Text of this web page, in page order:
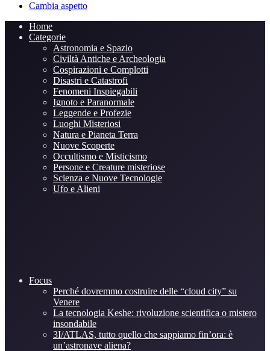
Cambia aspetto
Home
Categorie
Astronomia e Spazio
Civiltà Antiche e Archeologia
Cospirazioni e Complotti
Disastri e Catastrofi
Fenomeni Inspiegabili
Ignoto e Paranormale
Leggende e Profezie
Luoghi Misteriosi
Natura e Pianeta Terra
Nuove Scoperte
Occultismo e Misticismo
Persone e Creature misteriose
Scienza e Nuove Tecnologie
Ufo e Alieni
Focus
Perché dovremmo costruire delle “cloud city” su
Venere
La tecnologia Keshe: rivoluzione scientifica o mistero
insondabile
3I/ATLAS, tutto quello che sappiamo fin’ora: è
un’astronave aliena?